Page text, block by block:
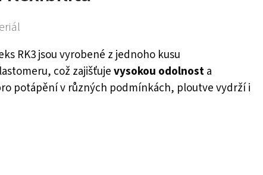
RK3 jsou vyrobené z jednoho kusu
což zajišťujevysokou odolnosta
potápění v různých podmínkách, ploutve vydrží i